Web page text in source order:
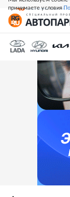
принимаете условия
СВЕЖИЙ НОМЕР